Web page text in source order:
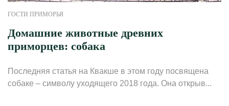
ГОСТИ ПРИМОРЬЯ
Домашние животные древних
приморцев: собака
Последняя статья на Квакше в этом году посвящена
собаке – символу уходящего 2018 года. Она открыв...